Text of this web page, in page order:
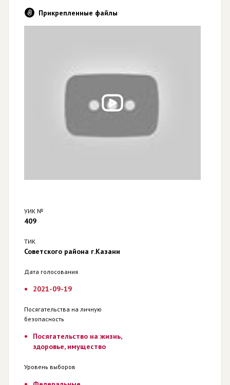
Прикрепленные файлы
УИК №
409
ТИК
Советского района г.Казани
Дата голосования
2021-09-19
Посягательства на личную
безопасность
Посягательство на жизнь,
здоровье, имущество
Уровень выборов